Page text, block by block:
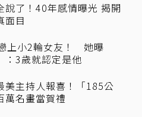
說了！40年感情曝光 揭開
面目
上小2輪女友！ 她曝
：3歲就認定是他
美主持人報喜！「185公
萬名畫當賀禮